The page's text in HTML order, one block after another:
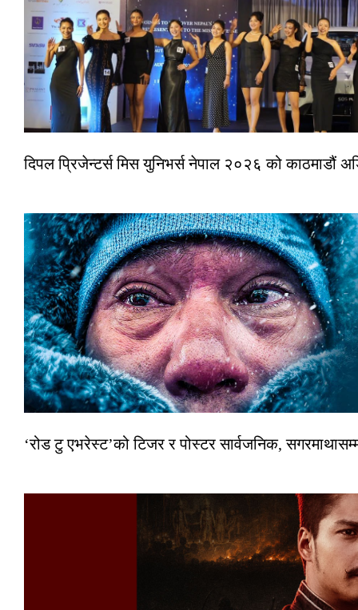
दिपल प्रिजेन्टर्स मिस युनिभर्स नेपाल २०२६ को काठमाडौं
‘रोड टु एभरेस्ट’को टिजर र पोस्टर सार्वजनिक,